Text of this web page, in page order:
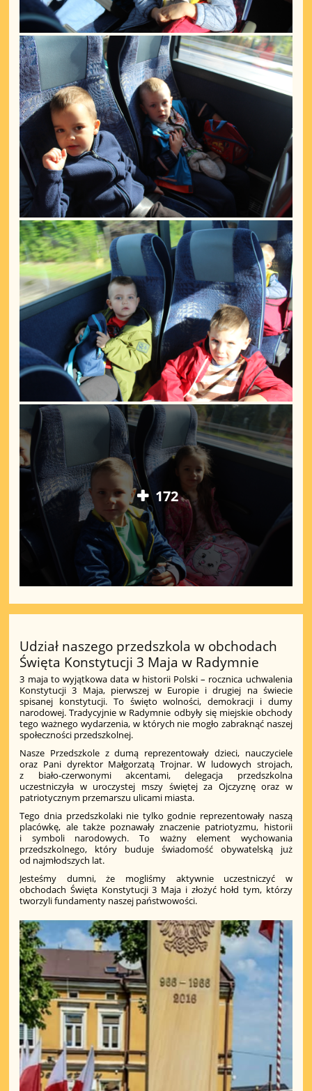
172
Udział naszego przedszkola w obchodach
Święta Konstytucji 3 Maja w Radymnie
3 maja to wyjątkowa data w historii Polski – rocznica uchwalenia
Konstytucji 3 Maja, pierwszej w Europie i drugiej na świecie
spisanej konstytucji. To święto wolności, demokracji i dumy
narodowej. Tradycyjnie w Radymnie odbyły się miejskie obchody
tego ważnego wydarzenia, w których nie mogło zabraknąć naszej
społeczności przedszkolnej.
Nasze Przedszkole z dumą reprezentowały dzieci, nauczyciele
oraz Pani dyrektor Małgorzatą Trojnar. W ludowych strojach,
z biało-czerwonymi akcentami, delegacja przedszkolna
uczestniczyła w uroczystej mszy świętej za Ojczyznę oraz w
patriotycznym przemarszu ulicami miasta.
Tego dnia przedszkolaki nie tylko godnie reprezentowały naszą
placówkę, ale także poznawały znaczenie patriotyzmu, historii
i symboli narodowych. To ważny element wychowania
przedszkolnego, który buduje świadomość obywatelską już
od najmłodszych lat.
Jesteśmy dumni, że mogliśmy aktywnie uczestniczyć w
obchodach Święta Konstytucji 3 Maja i złożyć hołd tym, którzy
tworzyli fundamenty naszej państwowości.